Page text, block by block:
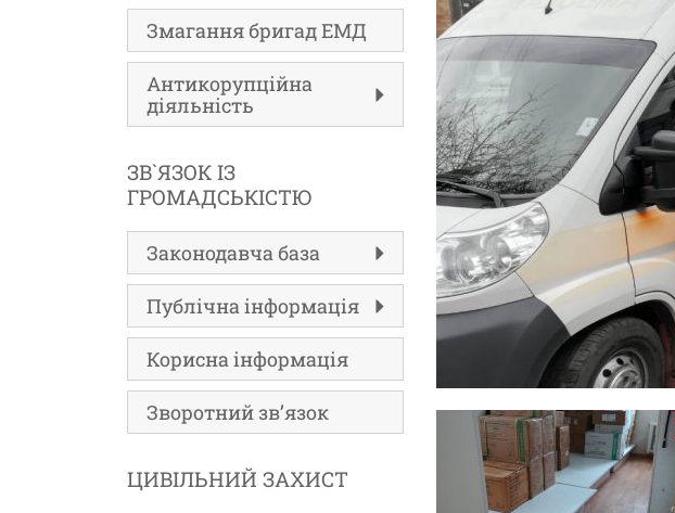
Змагання бригад ЕМД
Антикорупційна
діяльність
ЗВ`ЯЗОК ІЗ
ГРОМАДСЬКІСТЮ
Законодавча база
Публічна інформація
Корисна інформація
Зворотний зв’язок
ЦИВІЛЬНИЙ ЗАХИСТ